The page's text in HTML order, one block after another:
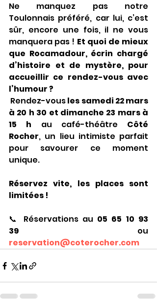
Ne manquez pas notre
Toulonnais préféré, car lui, c’est
sûr, encore une fois, il ne vous
manquera pas ! Et quoi de mieux
que Rocamadour, écrin chargé
d’histoire et de mystère, pour
accueillir ce rendez-vous avec
l’humour ?
Rendez-vous les samedi 22 mars
à 20 h 30 et dimanche 23 mars à
15 h au café-théâtre Côté
Rocher, un lieu intimiste parfait
pour savourer ce moment
unique.
Réservez vite, les places sont
limitées !
📞 Réservations au 05 65 10 93
39
reservation@coterocher.com